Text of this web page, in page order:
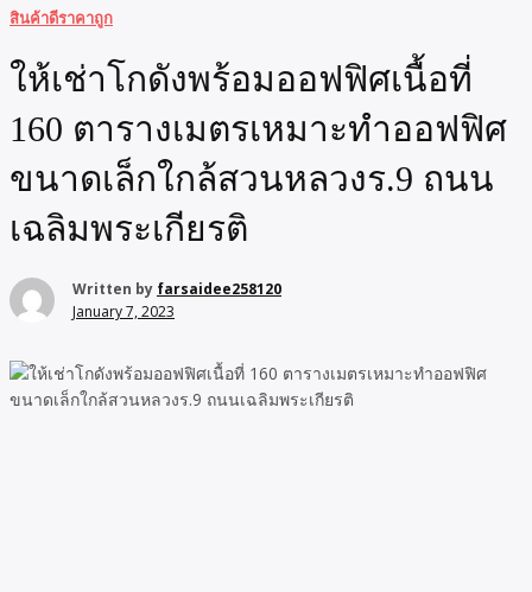
สินค้าดีราคาถูก
ให้เช่าโกดังพร้อมออฟฟิศเนื้อที่
160 ตารางเมตรเหมาะทำออฟฟิศ
ขนาดเล็กใกล้สวนหลวงร.9 ถนน
เฉลิมพระเกียรติ
Written by farsaidee258120
January 7, 2023